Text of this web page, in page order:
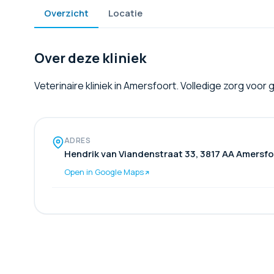
Overzicht Locatie
Over deze kliniek
Veterinaire kliniek in Amersfoort. Volledige zorg voor
ADRES
Hendrik van Viandenstraat 33, 3817 AA
Open in Google Maps